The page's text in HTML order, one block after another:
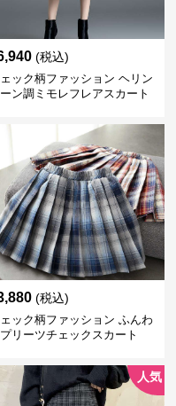
(税込)
ック柄ファッション ヘリン
ン調ミモレフレアスカート
(税込)
ック柄ファッション ふんわ
リーツチェックスカート
人気